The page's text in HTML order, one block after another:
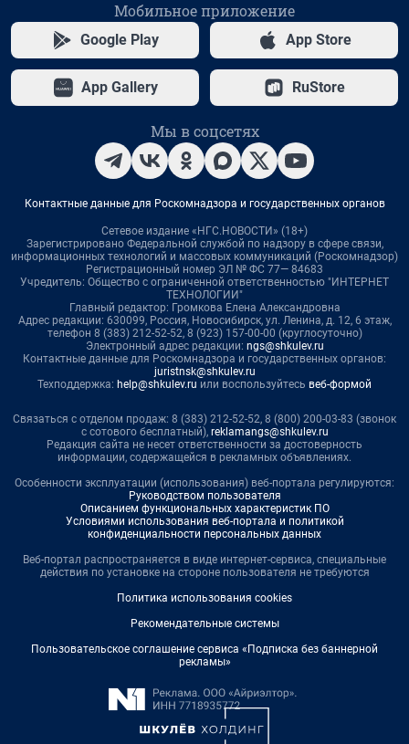
Мобильное приложение
Google Play App Store
App Gallery RuStore
Мы в соцсетях
Контактные данные для Роскомнадзора и государственных органов
Сетевое издание «НГС.НОВОСТИ» (18+)
Зарегистрировано Федеральной службой по надзору в сфере связи,
информационных технологий и массовых коммуникаций (Роскомнадзор)
Регистрационный номер ЭЛ № ФС 77— 84683
Учредитель: Общество с ограниченной ответственностью "ИНТЕРНЕТ
ТЕХНОЛОГИИ"
Главный редактор: Громкова Елена Александровна
Адрес редакции: 630099, Россия, Новосибирск, ул. Ленина, д. 12, 6 этаж,
телефон 8 (383) 212-52-52, 8 (923) 157-00-00 (круглосуточно)
Электронный адрес редакции: ngs@shkulev.ru
Контактные данные для Роскомнадзора и государственных органов:
juristnsk@shkulev.ru
Техподдержка: help@shkulev.ru или воспользуйтесь веб-формой
Связаться с отделом продаж: 8 (383) 212-52-52, 8 (800) 200-03-83 (звонок
с сотового бесплатный), reklamangs@shkulev.ru
Редакция сайта не несет ответственности за достоверность
информации, содержащейся в рекламных объявлениях.
Особенности эксплуатации (использования) веб-портала регулируются:
Руководством пользователя
Описанием функциональных характеристик ПО
Условиями использования веб-портала и политикой
конфиденциальности персональных данных
Веб-портал распространяется в виде интернет-сервиса, специальные
действия по установке на стороне пользователя не требуются
Политика использования cookies
Рекомендательные системы
Пользовательское соглашение сервиса «Подписка без баннерной
рекламы»